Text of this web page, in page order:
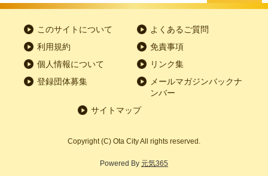
このサイトについて
よくあるご質問
利用規約
免責事項
個人情報について
リンク集
登録団体募集
メールマガジンバックナ
ンバー
サイトマップ
Copyright(C) Ota City All rights reserved.
Powered By 元気365